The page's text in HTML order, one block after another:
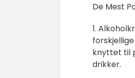
De Mest
1.
knyttet til
drikker.